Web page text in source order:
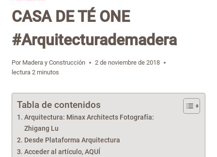
CASA DE TÉ ONE
#Arquitecturademadera
Por Madera y Construcción
2 de noviembre de 2018
lectura 2 minutos
Tabla de contenidos
Arquitectura: Minax Architects Fotografía:
Zhigang Lu
Desde Plataforma Arquitectura
Acceder al artículo, AQUÍ